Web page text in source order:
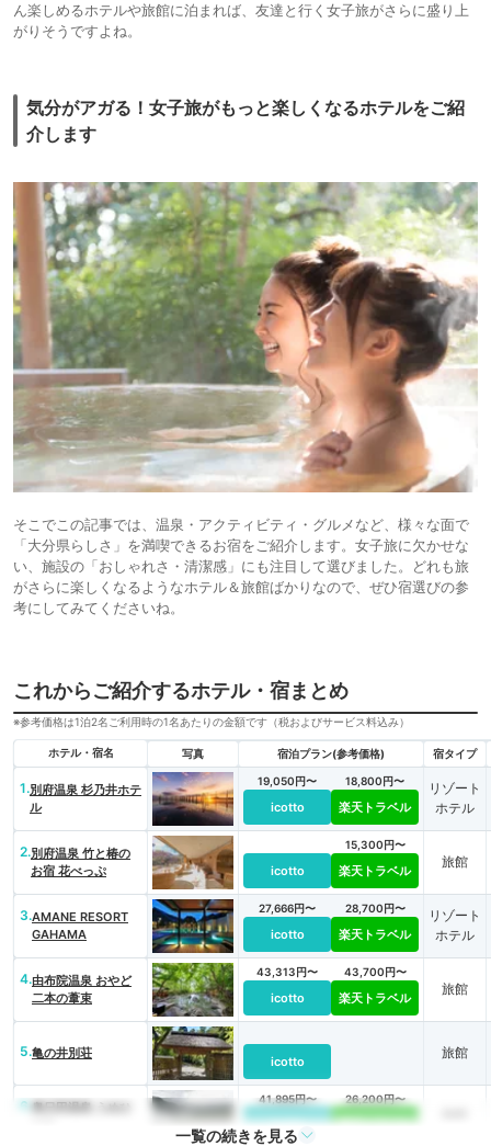
ん楽しめるホテルや旅館に泊まれば、友達と行く女子旅がさらに盛り上
がりそうですよね。
気分がアガる！女子旅がもっと楽しくなるホテルをご紹
介します
そこでこの記事では、温泉・アクティビティ・グルメなど、様々な面で
「大分県らしさ」を満喫できるお宿をご紹介します。女子旅に欠かせな
い、施設の「おしゃれさ・清潔感」にも注目して選びました。どれも旅
がさらに楽しくなるようなホテル＆旅館ばかりなので、ぜひ宿選びの参
考にしてみてくださいね。
これからご紹介するホテル・宿まとめ
※参考価格は1泊2名ご利用時の1名あたりの金額です（税およびサービス料込み）
ホテル・宿名 写真 宿泊プラン(参考価格) 宿タイプ
1.別府温泉 杉乃井ホテ
ル
19,050円〜
icotto
18,800円〜
楽天トラベル
リゾート
ホテル
2.別府温泉 竹と椿の
お宿 花べっぷ
icotto
15,300円〜
楽天トラベル
旅館
3.AMANE RESORT
GAHAMA
27,666円〜
icotto
28,700円〜
楽天トラベル
リゾート
ホテル
4.由布院温泉 おやど
二本の葦束
43,313円〜
icotto
43,700円〜
楽天トラベル
旅館
5.亀の井別荘
icotto
旅館
6. 奥日田温泉 うめひ
41,895円〜
icotto
26,200円〜
楽天トラベル
一覧の続きを見る